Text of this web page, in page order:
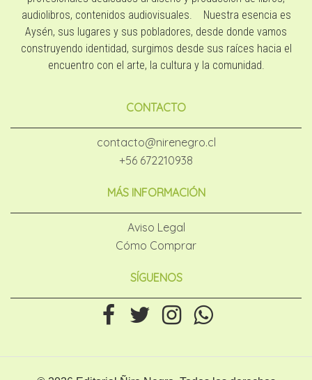
audiolibros, contenidos audiovisuales. Nuestra esencia es
Aysén, sus lugares y sus pobladores, desde donde vamos
construyendo identidad, surgimos desde sus raíces hacia el
encuentro con el arte, la cultura y la comunidad.
CONTACTO
contacto@nirenegro.cl
+56 672210938
MÁS INFORMACIÓN
Aviso Legal
Cómo Comprar
SÍGUENOS